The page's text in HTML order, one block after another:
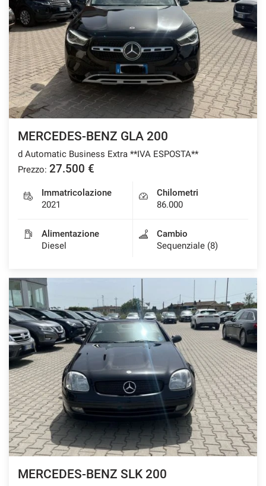
MERCEDES-BENZ GLA 200
d Automatic Business Extra **IVA ESPOSTA**
Prezzo: 27.500 €
Immatricolazione
2021
Chilometri
86.000
Alimentazione
Diesel
Cambio
Sequenziale (8)
MERCEDES-BENZ SLK 200